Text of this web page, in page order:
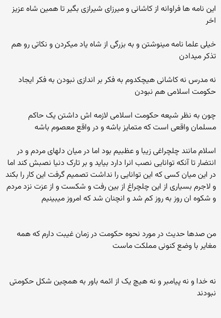
این نامه ها فراوانه از کاشانی و میرزای شیرازی بگیر تا همین شاه عزیز
اخر
خیلی علما نامه مینوشتن و به بزرگی از شاه یاد میکردن و نکاتی رو هم
تذکر میدادن
نه مدرس نه کاشانی هیچکدوم به فکر بر اندازی نبودن به فکر ایجاد
حکومت اسلامی هم نبودن
چون به نظر شیعه حکومت اسلامی لازمه اش داشتن یک حاکم
مسلمان واقعی است که متمایز باشه و در واقع معصوم باشه
اسلام مانند چلچراغی زیبا و عظبیم بود اما در میان دلهای مردم و در
انتضار تا آنکه توانایی نصب انرا دارد بیاید و بر تارک دنیا نصبش کند اما
در این میان کسی که این توانایی را نداشت تصمیم گرفت این کار را بکند
و لاجرم بسیاری از این چلچراغ از بین رفت و شکست و از عزت نزد مردم
و شکوه ان روز به روز کم شد و انچنان شد که امروز میبینیم
من صدها حدیث در مورد نحوه حکومت در زمان غیبت دارم که همه
مغایر با وضع کنونی مملکت ماست
نه خدا و نه پیامبر و نه هیچ یک از ائمه باور به همچین شکل حکومتی
نبودند